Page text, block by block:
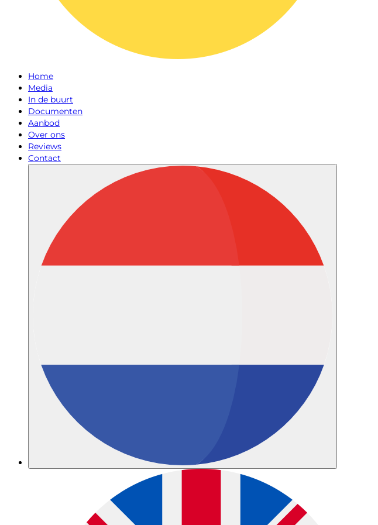
Home
Media
In de buurt
Documenten
Aanbod
Over ons
Reviews
Contact